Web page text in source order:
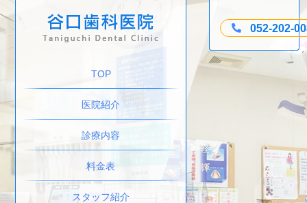
TOP
医院紹介
診療内容
料金表
スタッフ紹介
052-202-